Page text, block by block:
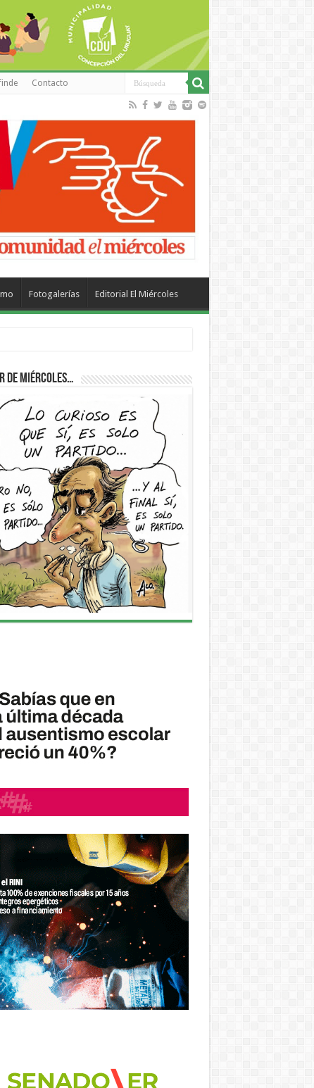
Contacto
Fotogalerías Editorial El Miércoles
de Miércoles…